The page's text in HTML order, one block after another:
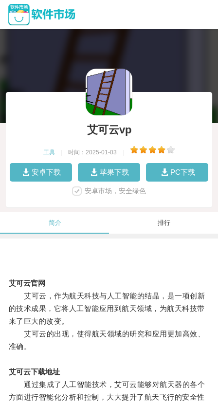
艾可云vp
工具 时间：2025-01-03
安卓下载 苹果下载 PC下载
安卓市场，安全绿色
简介 排行
艾可云官网
艾可云，作为航天科技与人工智能的结晶，是一项创新
的技术成果，它将人工智能应用到航天领域，为航天科技带
来了巨大的改变。
艾可云的出现，使得航天领域的研究和应用更加高效、
准确。
艾可云下载地址
通过集成了人工智能技术，艾可云能够对航天器的各个
方面进行智能化分析和控制，大大提升了航天飞行的安全性